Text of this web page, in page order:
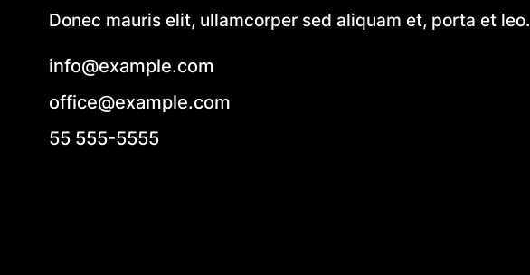
Donec mauris elit, ullamcorper sed aliquam et, porta et leo.
info@example.com
office@example.com
55 555-5555